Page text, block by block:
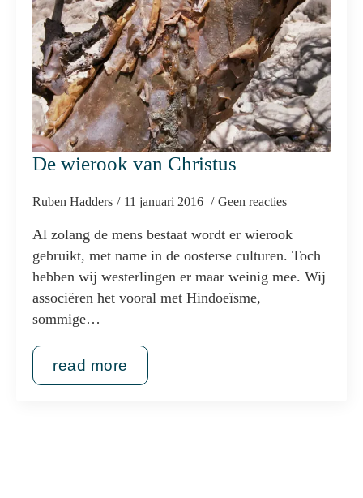
De wierook van Christus
Ruben Hadders 11 januari 2016 Geen reacties
Al zolang de mens bestaat wordt er wierook
gebruikt, met name in de oosterse culturen. Toch
hebben wij westerlingen er maar weinig mee. Wij
associëren het vooral met Hindoeïsme,
sommige…
read more